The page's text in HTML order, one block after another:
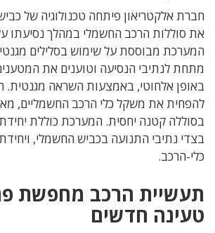
חברת אלקטריאון פיתחה טכנולוגיה של
את סוללות הרכב החשמלי במהלך נסיעתו
המערכת מבוססת על שימוש בסלילים
מתחת לנתיבי הנסיעה וטוענים את
באופן אלחוטי, באמצעות השראה מגנטית.
להפחית את משקל כלי הרכב החשמליים,
בסוללה קטנה יחסית. המערכת כוללת
בצדי נתיבי התנועה בכביש החשמלי,
כלי-הרכב.
תעשיית הרכב מחפשת
טעינה חדשים